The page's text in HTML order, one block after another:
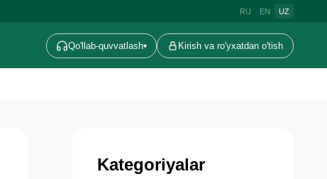
RU EN UZ
Qo'llab-quvvatlash▾ Kirish va ro'yxatdan o'tish
Kategoriyalar